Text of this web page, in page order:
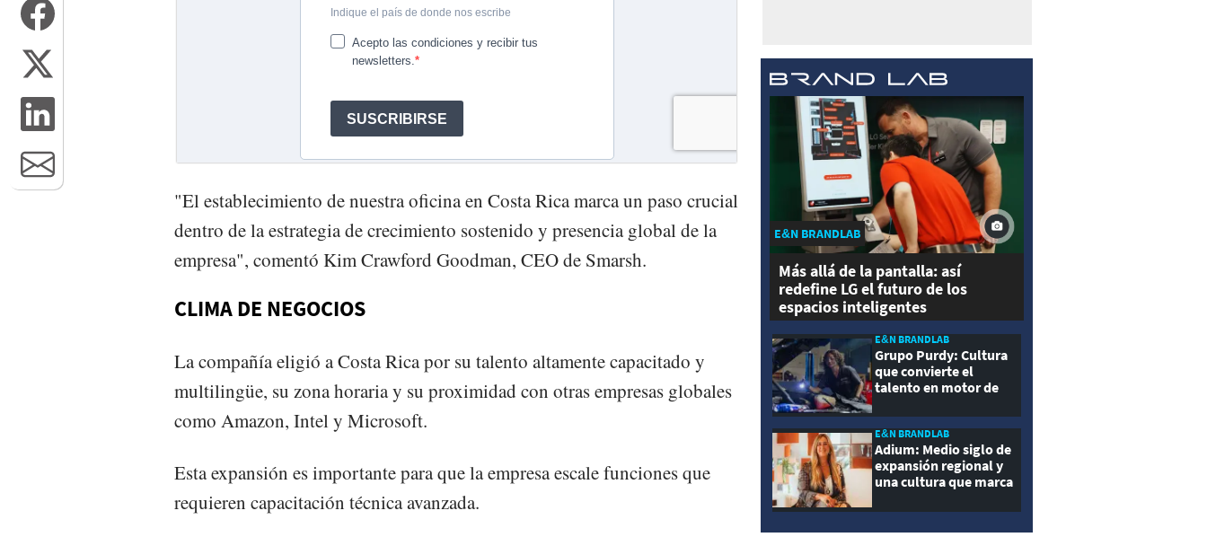
"El establecimiento de nuestra oficina en Costa Rica marca un paso crucial
dentro de la estrategia de crecimiento sostenido y presencia global de la
empresa", comentó Kim Crawford Goodman, CEO de Smarsh.
CLIMA DE NEGOCIOS
La compañía eligió a Costa Rica por su talento altamente capacitado y
multilingüe, su zona horaria y su proximidad con otras empresas globales
como Amazon, Intel y Microsoft.
Esta expansión es importante para que la empresa escale funciones que
requieren capacitación técnica avanzada.
E&N BRANDLAB
Más allá de la pantalla: así
redefine LG el futuro de los
espacios inteligentes
E&N BRANDLAB
Grupo Purdy: Cultura
que convierte el
talento en motor de
E&N BRANDLAB
Adium: Medio siglo de
expansión regional y
una cultura que marca